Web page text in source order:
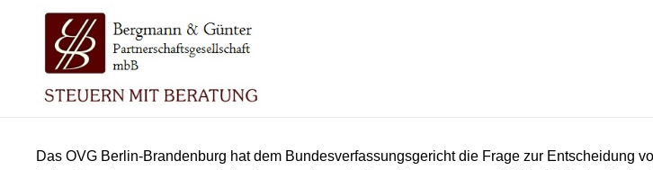
Das OVG Berlin-Brandenburg hat dem Bundesverfassungsgericht die Frage zur Entscheidung